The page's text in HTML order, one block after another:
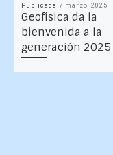
Publicada 7 marzo, 2025
Geofísica da la
bienvenida a la
generación 2025